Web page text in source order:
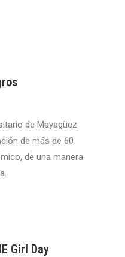
de Mayagüez
de más de 60
de una manera
Girl Day